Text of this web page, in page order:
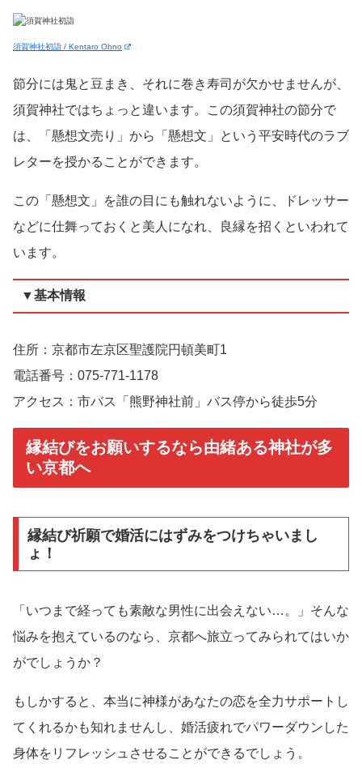
須賀神社初詣 / Kentaro Ohno
節分には鬼と豆まき、それに巻き寿司が欠かせませんが、
須賀神社ではちょっと違います。この須賀神社の節分で
は、「懸想文売り」から「懸想文」という平安時代のラブ
レターを授かることができます。
この「懸想文」を誰の目にも触れないように、ドレッサー
などに仕舞っておくと美人になれ、良縁を招くといわれて
います。
▼基本情報
住所：京都市左京区聖護院円頓美町1
電話番号：075-771-1178
アクセス：市バス「熊野神社前」バス停から徒歩5分
縁結びをお願いするなら由緒ある神社が多
い京都へ
縁結び祈願で婚活にはずみをつけちゃいまし
ょ！
「いつまで経っても素敵な男性に出会えない…。」そんな
悩みを抱えているのなら、京都へ旅立ってみられてはいか
がでしょうか？
もしかすると、本当に神様があなたの恋を全力サポートし
てくれるかも知れませんし、婚活疲れでパワーダウンした
身体をリフレッシュさせることができるでしょう。